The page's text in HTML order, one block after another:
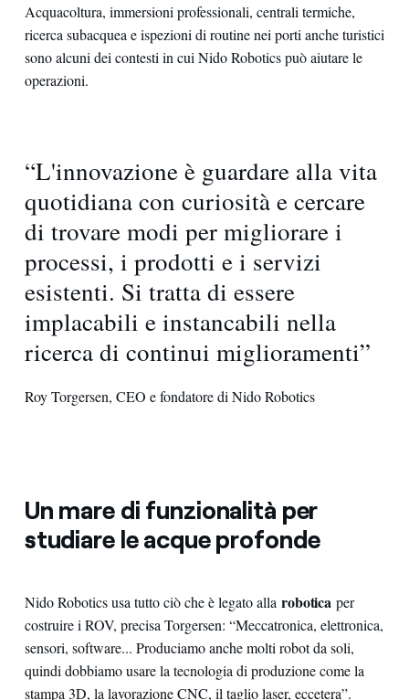
Acquacoltura, immersioni professionali, centrali termiche,
ricerca subacquea e ispezioni di routine nei porti anche turistici
sono alcuni dei contesti in cui Nido Robotics può aiutare le
operazioni.
“L'innovazione è guardare alla vita
quotidiana con curiosità e cercare
di trovare modi per migliorare i
processi, i prodotti e i servizi
esistenti. Si tratta di essere
implacabili e instancabili nella
ricerca di continui miglioramenti”
Roy Torgersen, CEO e fondatore di Nido Robotics
Un mare di funzionalità per
studiare le acque profonde
Nido Robotics usa tutto ciò che è legato alla robotica per
costruire i ROV, precisa Torgersen: “Meccatronica, elettronica,
sensori, software... Produciamo anche molti robot da soli,
quindi dobbiamo usare la tecnologia di produzione come la
stampa 3D, la lavorazione CNC, il taglio laser, eccetera”.